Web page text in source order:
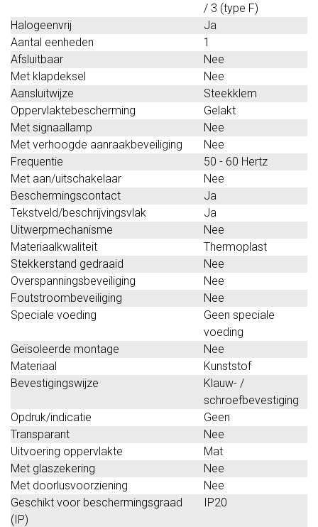
/ 3 (type F)
Halogeenvrij
Ja
Aantal eenheden
1
Afsluitbaar
Nee
Met klapdeksel
Nee
Aansluitwijze
Steekklem
Oppervlaktebescherming
Gelakt
Met signaallamp
Nee
Met verhoogde aanraakbeveiliging
Nee
Frequentie
50 - 60 Hertz
Met aan/uitschakelaar
Nee
Beschermingscontact
Ja
Tekstveld/beschrijvingsvlak
Ja
Uitwerpmechanisme
Nee
Materiaalkwaliteit
Thermoplast
Stekkerstand gedraaid
Nee
Overspanningsbeveiliging
Nee
Foutstroombeveiliging
Nee
Speciale voeding
Geen speciale
voeding
Geïsoleerde montage
Nee
Materiaal
Kunststof
Bevestigingswijze
Klauw- /
schroefbevestiging
Opdruk/indicatie
Geen
Transparant
Nee
Uitvoering oppervlakte
Mat
Met glaszekering
Nee
Met doorlusvoorziening
Nee
Geschikt voor beschermingsgraad
(IP)
IP20